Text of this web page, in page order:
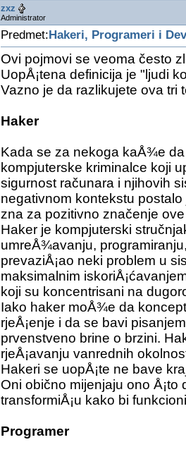
zxz
Administrator
Predmet: Hakeri, Programeri i
Ovi pojmovi se veoma često
UopÅ¡tena definicija je "ljudi
Vazno je da razlikujete ova tri
Haker
Kada se za nekoga kaÅ¾e
kompjuterske kriminalce koji
sigurnost računara i njihovih
negativnom kontekstu
zna za pozitivno značenje
Haker je kompjuterski
umreÅ¾avanju,
prevaziÅ¡ao neki problem u
maksimalnim
koji su koncentrisani na
Iako haker moÅ¾e da
rjeÅ¡enje i da se bavi
prvenstveno brine o brzini.
rjeÅ¡avanju vanrednih
Hakeri se uopÅ¡te ne bave
Oni obično mijenjaju ono
transformiÅ¡u kako bi
Programer